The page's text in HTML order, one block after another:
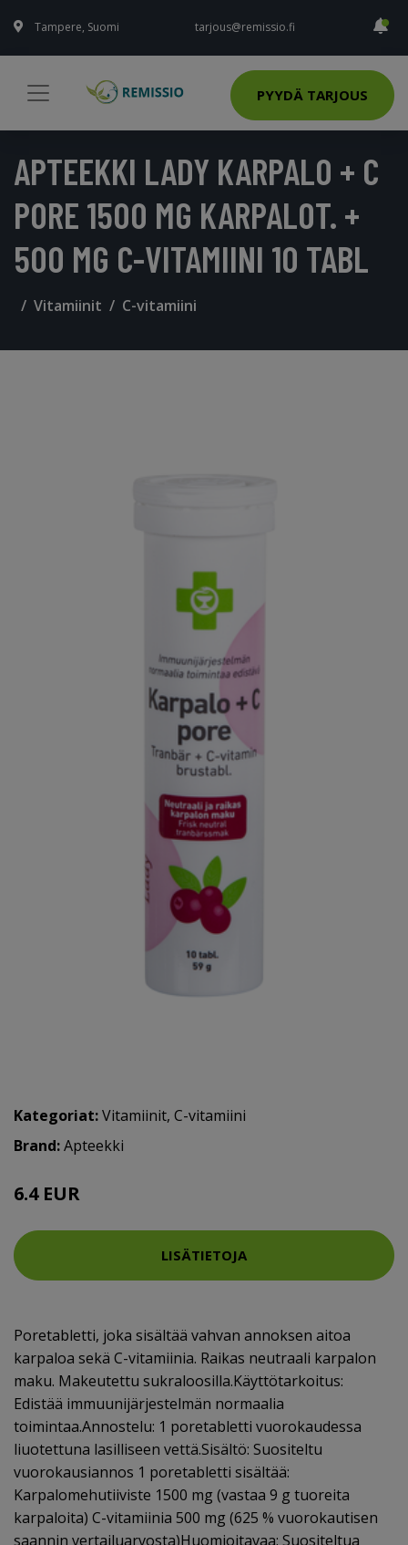
Tampere, Suomi tarjous@remissio.fi
PYYDÄ TARJOUS
APTEEKKI LADY KARPALO + C
PORE 1500 MG KARPALOT. +
500 MG C-VITAMIINI 10 TABL
Vitamiinit C-vitamiini
Kategoriat:Vitamiinit, C-vitamiini
Brand:Apteekki
6.4 EUR
LISÄTIETOJA
Poretabletti, joka sisältää vahvan annoksen aitoa
karpaloa sekä C-vitamiinia. Raikas neutraali karpalon
maku. Makeutettu sukraloosilla.Käyttötarkoitus:
Edistää immuunijärjestelmän normaalia
toimintaa.Annostelu: 1 poretabletti vuorokaudessa
liuotettuna lasilliseen vettä.Sisältö: Suositeltu
vuorokausiannos 1 poretabletti sisältää:
Karpalomehutiiviste 1500 mg (vastaa 9 g tuoreita
karpaloita) C-vitamiinia 500 mg (625 % vuorokautisen
saannin vertailuarvosta)Huomioitavaa: Suositeltua